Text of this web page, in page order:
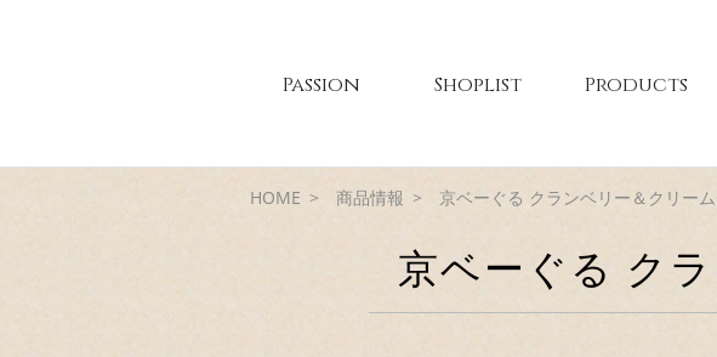
Passion Shoplist Products
HOME 商品情報 京ベーぐる クランベリー＆クリー
京ベーぐる ク